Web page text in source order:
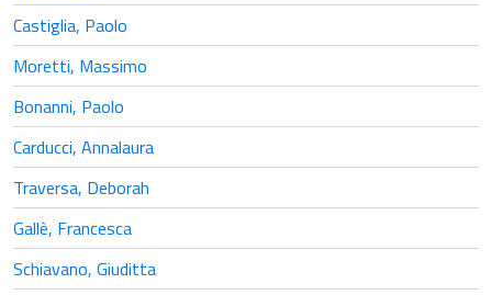
Castiglia, Paolo
Moretti, Massimo
Bonanni, Paolo
Carducci, Annalaura
Traversa, Deborah
Gallè, Francesca
Schiavano, Giuditta